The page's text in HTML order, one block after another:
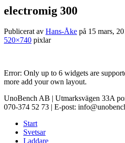
electromig 300
Publicerat av Hans-Åke på 15 mars,
520×740 pixlar
Error: Only up to 6 widgets are
more add your own layout.
UnoBench AB | Utmarksvägen 33A
070-374 52 73 | E-post:
Start
Svetsar
Laddare